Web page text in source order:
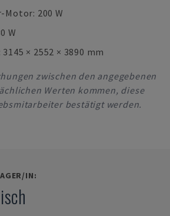
Motor: 200 W
W
× 2552 × 3890 mm
zwischen den angegebenen
Werten kommen, diese
bestätigt werden.
IN: